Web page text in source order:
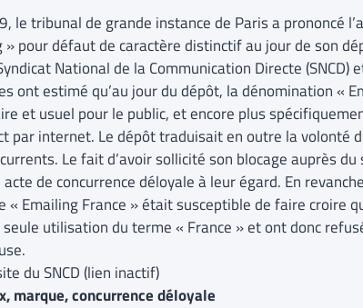
le tribunal de grande instance de Paris a prononcé
pour défaut de caractère distinctif au jour de son
National de la Communication Directe (SNCD)
ont estimé qu’au jour du dépôt, la dénomination «
et usuel pour le public, et encore plus
par internet. Le dépôt traduisait en outre la volonté
Le fait d’avoir sollicité son blocage auprès du
de concurrence déloyale à leur égard. En
« Emailing France » était susceptible de faire croire
utilisation du terme « France » et ont donc
du SNCD (lien inactif)
marque, concurrence déloyale